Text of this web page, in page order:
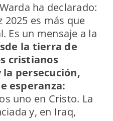
ha declarado:
2025 es más que
Es un mensaje a la
la tierra de
cristianos
persecución,
esperanza:
uno en Cristo. La
y, en Iraq,